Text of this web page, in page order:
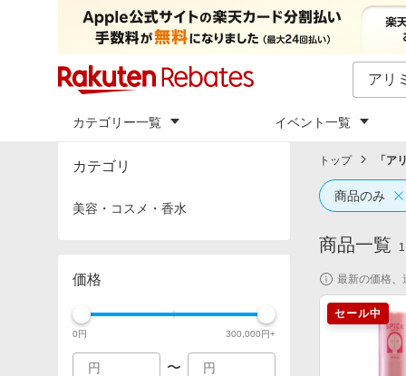
カテゴリー一覧 イベント一覧
カテゴリ
美容・コスメ・香水
価格
0円 300,000円+
〜
トップ 「 ア
商品のみ
商品一覧 1
最新の価格、
セール中